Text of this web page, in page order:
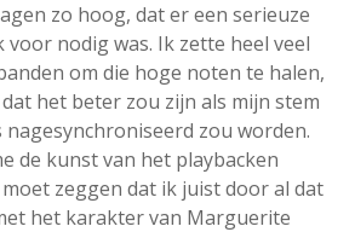
zo hoog, dat er een serieuze
nodig was. Ik zette heel veel
om die hoge noten te halen,
het beter zou zijn als mijn stem
nagesynchroniseerd zou worden.
de kunst van het playbacken
zeggen dat ik juist door al dat
het karakter van Marguerite